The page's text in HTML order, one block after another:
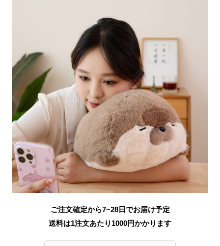
ご注文確定から7~28日でお届け予定
送料は1注文あたり 1000円かかります